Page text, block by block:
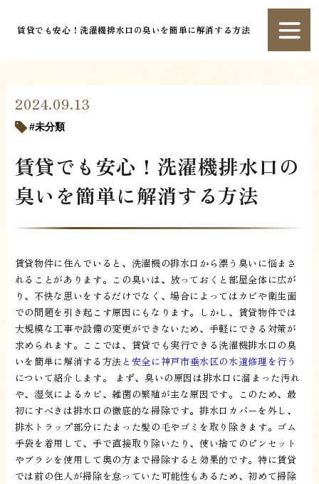
賃貸でも安心！洗濯機排水口の臭いを簡単に解消する方法
2024.09.13
未分類
賃貸でも安心！洗濯機排水口の
臭いを簡単に解消する方法
賃貸物件に住んでいると、洗濯機の排水口から漂う臭いに悩まさ
れることがあります。この臭いは、放っておくと部屋全体に広が
り、不快な思いをするだけでなく、場合によってはカビや衛生面
での問題を引き起こす原因にもなります。しかし、賃貸物件では
大規模な工事や設備の変更ができないため、手軽にできる対策が
求められます。ここでは、賃貸でも実行できる洗濯機排水口の臭
いを簡単に解消する方法 と安全に神戸市垂水区の水道修理を行う
について紹介します。 まず、臭いの原因は排水口に溜まった汚れ
や、湿気によるカビ、雑菌の繁殖が主な原因です。このため、最
初にすべきは排水口の徹底的な掃除です。排水口カバーを外し、
排水トラップ部分にたまった髪の毛やゴミを取り除きます。ゴム
手袋を着用して、手で直接取り除いたり、使い捨てのピンセット
やブラシを使用して奥の方まで掃除すると効果的です。特に賃貸
では前の住人が掃除を怠っていた可能性もあるため、初めて掃除